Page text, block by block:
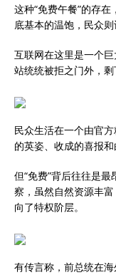
这种“免费午餐”的存
底基本的温饱，民众则
互联网在这里是一个
站统统被拒之门外，剩
民众生活在一个由官
的英姿、收成的喜报
但“免费”背后往往是
察，虽然自然资源丰
向了特权阶层。
有传言称，前总统在